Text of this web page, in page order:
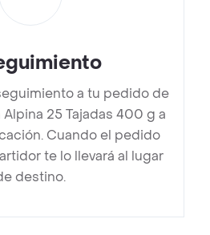
a tu pedido de
25 Tajadas 400 g a
Cuando el pedido
te lo llevará al lugar
destino.